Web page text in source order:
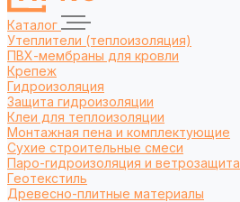
Каталог
Утеплители (теплоизоляция)
ПВХ-мембраны для кровли
Крепеж
Гидроизоляция
Защита гидроизоляции
Клеи для теплоизоляции
Монтажная пена и комплектующие
Сухие строительные смеси
Паро-гидроизоляция и ветрозащита
Геотекстиль
Древесно-плитные материалы